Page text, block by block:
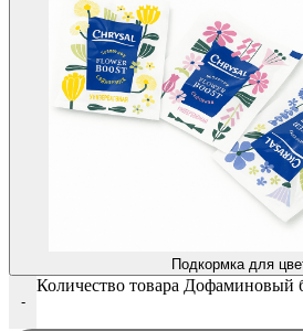
Подкормка для
-
Количество товара Дофаминовый